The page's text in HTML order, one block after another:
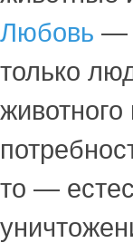
Любовь —
только
то —